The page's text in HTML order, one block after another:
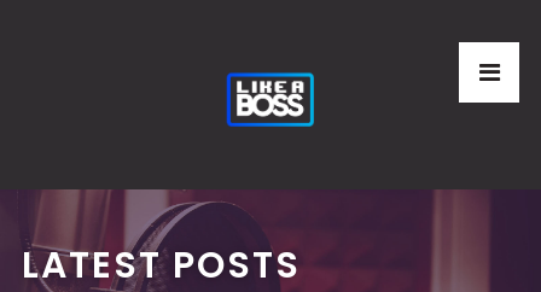
LATEST POSTS